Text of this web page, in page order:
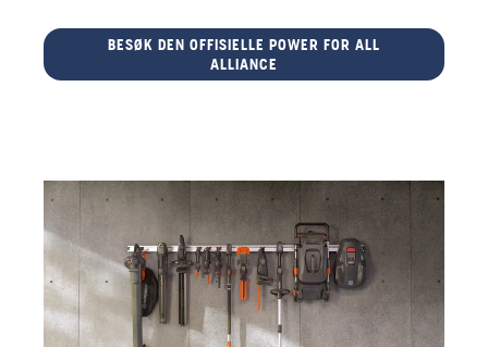
BESØK DEN OFFISIELLE POWER FOR ALL
ALLIANCE